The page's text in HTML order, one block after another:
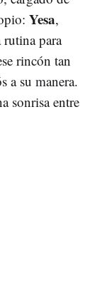
Yesa,
rutina para
rincón tan
a su manera.
sonrisa entre